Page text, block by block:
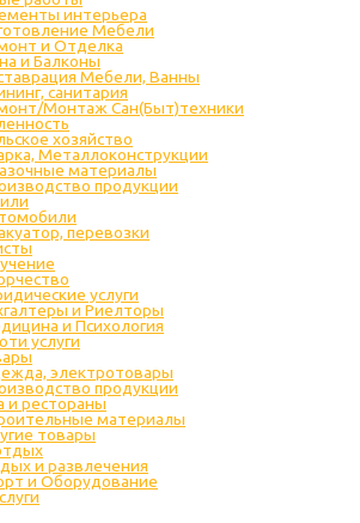
интерьера
Мебели
и Отделка
и Балконы
Мебели, Ванны
санитария
Монтаж Сан(Быт)техники
хозяйство
Металлоконструкции
материалы
продукции
перевозки
услуги
и Риелторы
и Психология
услуги
электротовары
продукции
и рестораны
материалы
товары
и развлечения
и Оборудование